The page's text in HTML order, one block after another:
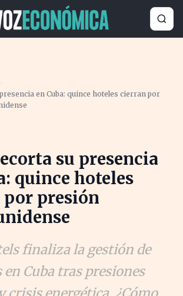
›
en Cuba: quince hoteles cierran por
su presencia
quince hoteles
presión
finaliza la gestión de
en Cuba tras presiones